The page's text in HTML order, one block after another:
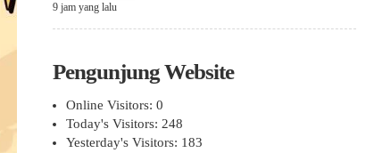
9 jam yang lalu
Pengunjung Website
Online Visitors: 0
Today's Visitors: 248
Yesterday's Visitors: 183